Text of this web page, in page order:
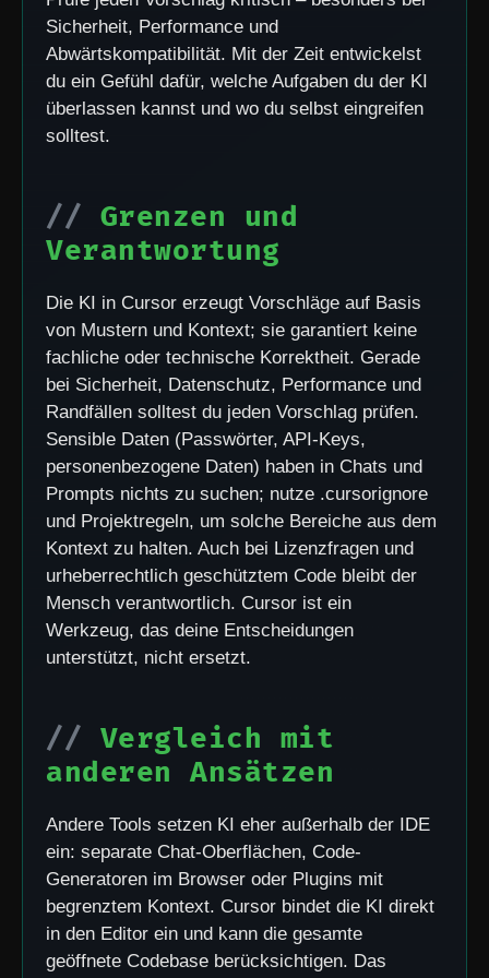
Sicherheit, Performance und
Abwärtskompatibilität. Mit der Zeit entwickelst
du ein Gefühl dafür, welche Aufgaben du der KI
überlassen kannst und wo du selbst eingreifen
solltest.
Grenzen und
Verantwortung
Die KI in Cursor erzeugt Vorschläge auf Basis
von Mustern und Kontext; sie garantiert keine
fachliche oder technische Korrektheit. Gerade
bei Sicherheit, Datenschutz, Performance und
Randfällen solltest du jeden Vorschlag prüfen.
Sensible Daten (Passwörter, API-Keys,
personenbezogene Daten) haben in Chats und
Prompts nichts zu suchen; nutze .cursorignore
und Projektregeln, um solche Bereiche aus dem
Kontext zu halten. Auch bei Lizenzfragen und
urheberrechtlich geschütztem Code bleibt der
Mensch verantwortlich. Cursor ist ein
Werkzeug, das deine Entscheidungen
unterstützt, nicht ersetzt.
Vergleich mit
anderen Ansätzen
Andere Tools setzen KI eher außerhalb der IDE
ein: separate Chat-Oberflächen, Code-
Generatoren im Browser oder Plugins mit
begrenztem Kontext. Cursor bindet die KI direkt
in den Editor ein und kann die gesamte
geöffnete Codebase berücksichtigen. Das